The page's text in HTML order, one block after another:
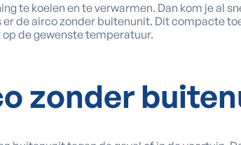
te koelen en te verwarmen. Dan kom je al
er de airco zonder buitenunit. Dit compacte
de gewenste temperatuur.
zonder